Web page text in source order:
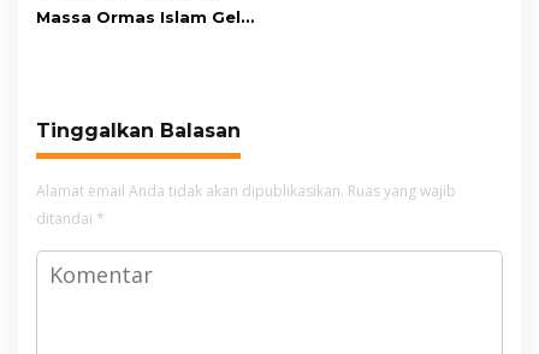
Massa Ormas Islam Gelar
Tinggalkan Balasan
Alamat email Anda tidak akan dipublikasikan. Ruas yang wajib
ditandai *